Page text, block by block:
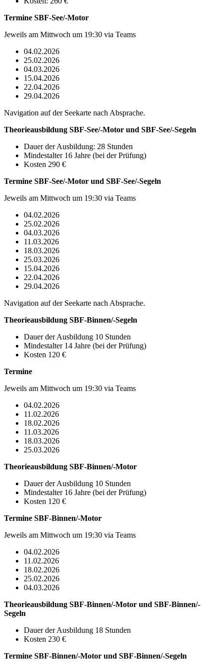
Termine SBF-See/-Motor
Jeweils am Mittwoch um 19:30 via Teams
04.02.2026
25.02.2026
04.03.2026
15.04.2026
22.04.2026
29.04.2026
Navigation auf der Seekarte nach Absprache.
Theorieausbildung SBF-See/-Motor und SBF-See/-Segeln
Dauer der Ausbildung: 28 Stunden
Mindestalter 16 Jahre (bei der Prüfung)
Kosten 290 €
Termine SBF-See/-Motor und SBF-See/-Segeln
Jeweils am Mittwoch um 19:30 via Teams
04.02.2026
25.02.2026
04.03.2026
11.03.2026
18.03.2026
25.03.2026
15.04.2026
22.04.2026
29.04.2026
Navigation auf der Seekarte nach Absprache.
Theorieausbildung SBF-Binnen/-Segeln
Dauer der Ausbildung 10 Stunden
Mindestalter 14 Jahre (bei der Prüfung)
Kosten 120 €
Termine
Jeweils am Mittwoch um 19:30 via Teams
04.02.2026
11.02.2026
18.02.2026
11.03.2026
18.03.2026
25.03.2026
Theorieausbildung SBF-Binnen/-Motor
Dauer der Ausbildung 10 Stunden
Mindestalter 16 Jahre (bei der Prüfung)
Kosten 120 €
Termine SBF-Binnen/-Motor
Jeweils am Mittwoch um 19:30 via Teams
04.02.2026
11.02.2026
18.02.2026
25.02.2026
04.03.2026
Theorieausbildung SBF-Binnen/-Motor und SBF-Binnen/-
Segeln
Dauer der Ausbildung 18 Stunden
Kosten 230 €
Termine SBF-Binnen/-Motor und SBF-Binnen/-Segeln